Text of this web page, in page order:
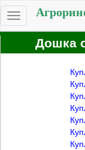
Toggle
navigation
Дошка